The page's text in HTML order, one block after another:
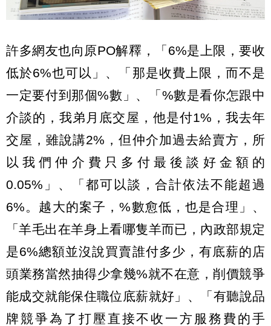
許多網友也向原PO解釋，「6%是上限，要收
低於6%也可以」、「那是收費上限，而不是
一定要付到那個%數」、「%數是看你怎跟中
介談的，我弟月底交屋，他是付1%，我去年
交屋，雖說講2%，但仲介加過去給賣方，所
以我們仲介費只多付最後談好金額的
0.05%」、「都可以談，合計依法不能超過
6%。越大的案子，%數愈低，也是合理」、
「羊毛出在羊身上看哪隻羊而已，內政部規定
是6%總額並沒說買賣誰付多少，有底薪的店
頭業務當然抽得少拿幾%就不在意，削價競爭
能成交就能保住職位底薪就好」、「有聽說品
牌競爭為了打壓直接不收一方服務費的手